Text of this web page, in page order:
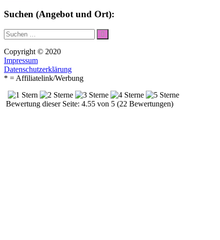
Suchen (Angebot und Ort):
Suche
nach:
Suchen
Copyright © 2020
Impressum
Datenschutzerklärung
* = Affiliatelink/Werbung
Bewertung dieser Seite: 4.55 von 5 (22 Bewertungen)